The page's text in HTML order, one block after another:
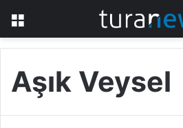
Aşık Veysel